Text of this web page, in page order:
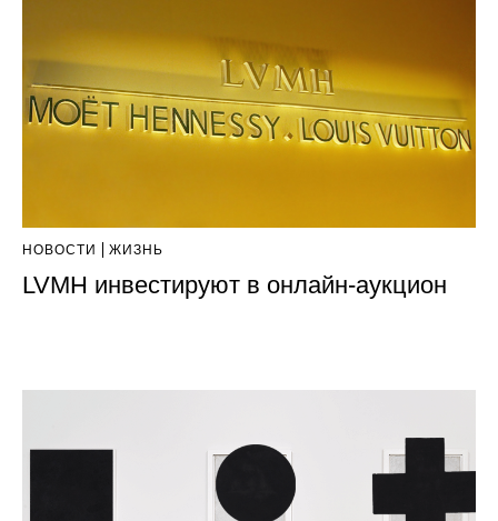
НОВОСТИ ЖИЗНЬ
LVMH инвестируют в онлайн-аукцион